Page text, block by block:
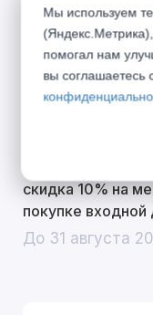
% Акция
скидка 10% на
покупке входной
До 31 августа
Мы используем
помогал нам
вы соглашаетесь